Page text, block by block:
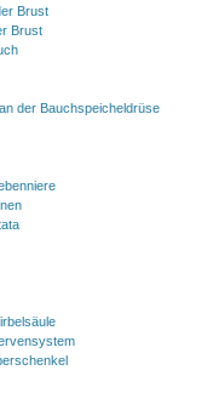
Brust
Brust
der Bauchspeicheldrüse